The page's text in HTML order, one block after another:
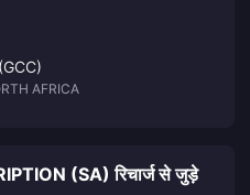
AFRICA
(SA) रिचार्ज से जुड़े